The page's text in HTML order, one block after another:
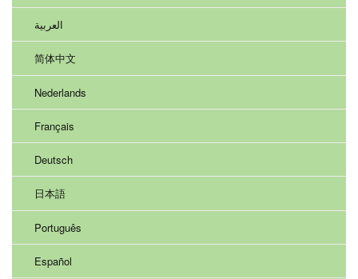
العربية
简体中文
Nederlands
Français
Deutsch
日本語
Português
Español